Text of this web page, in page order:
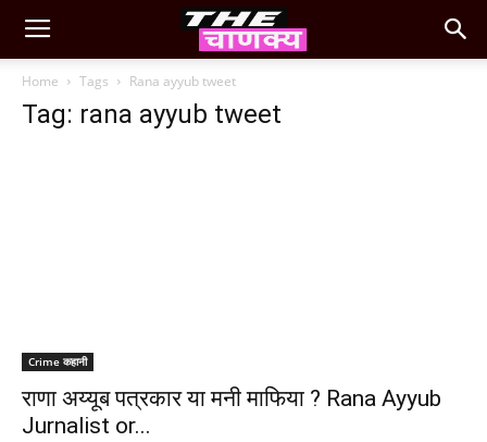
Home Tags Rana ayyub tweet
Tag: rana ayyub tweet
Crime कहानी
राणा अय्यूब पत्रकार या मनी माफिया ? Rana Ayyub
Jurnalist or...